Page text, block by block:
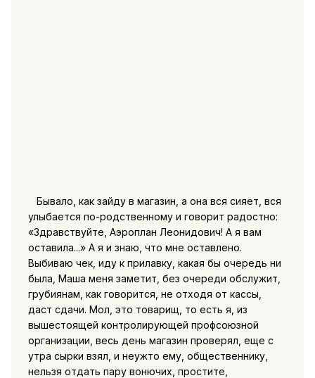
Бывало, как зайду в магазин, а она вся сияет, вся
улыбается по-родственному и говорит радостно:
«Здравствуйте, Аэроплан Леонидович! А я вам
оставила...» А я и знаю, что мне оставлено.
Выбиваю чек, иду к прилавку, какая бы очередь ни
была, Маша меня заметит, без очереди обслужит,
грубиянам, как говорится, не отходя от кассы,
даст сдачи. Мол, это товарищ, то есть я, из
вышестоящей контролирующей профсоюзной
организации, весь день магазин проверял, еще с
утра сырки взял, и неужто ему, общественнику,
нельзя отдать пару вонючих, простите,